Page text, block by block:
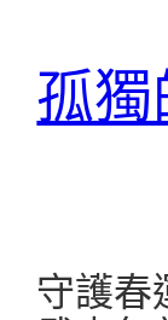
孤獨
守護春